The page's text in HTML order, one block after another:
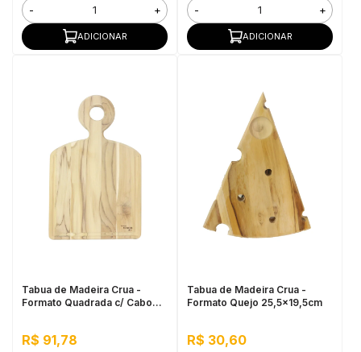
- +
ADICIONAR
- +
ADICIONAR
Tabua de Madeira Crua -
Formato Quadrada c/ Cabo
R$ 91,78
Tabua de Madeira Crua -
Formato Quejo 25,5x19,5cm
R$ 30,60